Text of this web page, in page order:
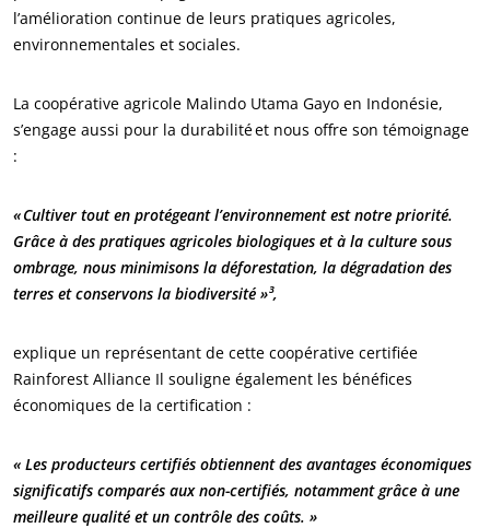
Agroalimentaire
Cosmétique
Bois et forêt
Produits de la maison
l’amélioration continue de leurs pratiques agricoles,
environnementales et sociales.
La coopérative agricole Malindo Utama Gayo en Indonésie,
s’engage aussi pour la durabilité et nous offre son témoignage
:
« Cultiver tout en protégeant l’environnement est notre priorité.
Grâce à des pratiques agricoles biologiques et à la culture sous
ombrage, nous minimisons la déforestation, la dégradation des
terres et conservons la biodiversité »³,
explique un représentant de cette coopérative certifiée
Rainforest Alliance Il souligne également les bénéfices
économiques de la certification :
« Les producteurs certifiés obtiennent des avantages économiques
significatifs comparés aux non-certifiés, notamment grâce à une
meilleure qualité et un contrôle des coûts. »